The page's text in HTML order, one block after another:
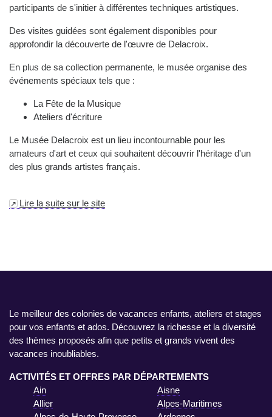
participants de s'initier à différentes techniques artistiques.
Des visites guidées sont également disponibles pour
approfondir la découverte de l'œuvre de Delacroix.
En plus de sa collection permanente, le musée organise des
événements spéciaux tels que :
La Fête de la Musique
Ateliers d'écriture
Le Musée Delacroix est un lieu incontournable pour les
amateurs d'art et ceux qui souhaitent découvrir l'héritage d'un
des plus grands artistes français.
Lire la suite sur le site
Le meilleur des colonies de vacances enfants, ateliers et stages
pour vos enfants et ados. Découvrez la richesse et la diversité
des thèmes proposés afin que petits et grands vivent des
vacances inoubliables.
ACTIVITÉS ET OFFRES PAR DÉPARTEMENTS
Ain
Aisne
Allier
Alpes-Maritimes